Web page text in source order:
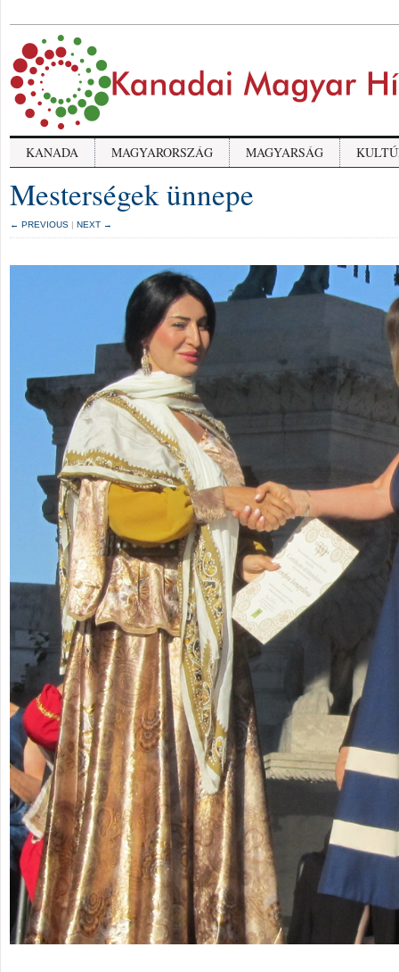
KANADA MAGYARORSZÁG MAGYARSÁG
Mesterségek ünnepe
← PREVIOUS | NEXT →